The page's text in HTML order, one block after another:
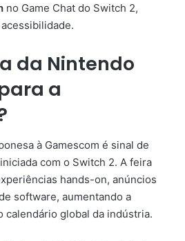
no Game Chat do Switch 2,
da Nintendo
a
à Gamescom é sinal de
com o Switch 2. A feira
hands-on, anúncios
software, aumentando a
calendário global da indústria.